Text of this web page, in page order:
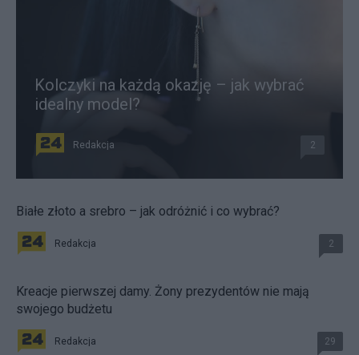
Kolczyki na każdą okazję – jak wybrać
idealny model?
Redakcja 2
Białe złoto a srebro – jak odróżnić i co wybrać?
Redakcja 2
Kreacje pierwszej damy. Żony prezydentów nie mają
swojego budżetu
Redakcja 29